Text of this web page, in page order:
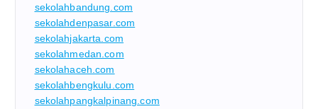
sekolahbandung.com
sekolahdenpasar.com
sekolahjakarta.com
sekolahmedan.com
sekolahaceh.com
sekolahbengkulu.com
sekolahpangkalpinang.com